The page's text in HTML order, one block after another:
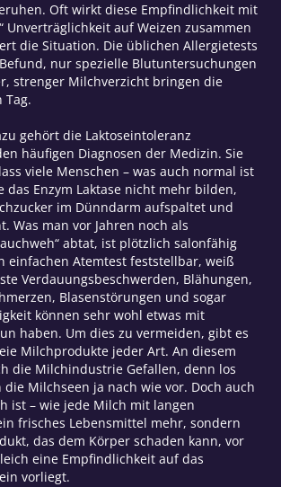
Oft wirkt diese Empfindlichkeit mit
Unverträglichkeit auf Weizen zusammen
die Situation. Die üblichen Allergietests
nur spezielle Blutuntersuchungen
strenger Milchverzicht bringen die
Tag.
gehört die Laktoseintoleranz
häufigen Diagnosen der Medizin. Sie
viele Menschen – was auch normal ist
das Enzym Laktase nicht mehr bilden,
im Dünndarm aufspaltet und
Was man vor Jahren noch als
abtat, ist plötzlich salonfähig
einfachen Atemtest feststellbar, weiß
Verdauungsbeschwerden, Blähungen,
Blasenstörungen und sogar
können sehr wohl etwas mit
haben. Um dies zu vermeiden, gibt es
Milchprodukte jeder Art. An diesem
die Milchindustrie Gefallen, denn los
Milchseen ja nach wie vor. Doch auch
ist – wie jede Milch mit langen
frisches Lebensmittel mehr, sondern
das dem Körper schaden kann, vor
eine Empfindlichkeit auf das
vorliegt.